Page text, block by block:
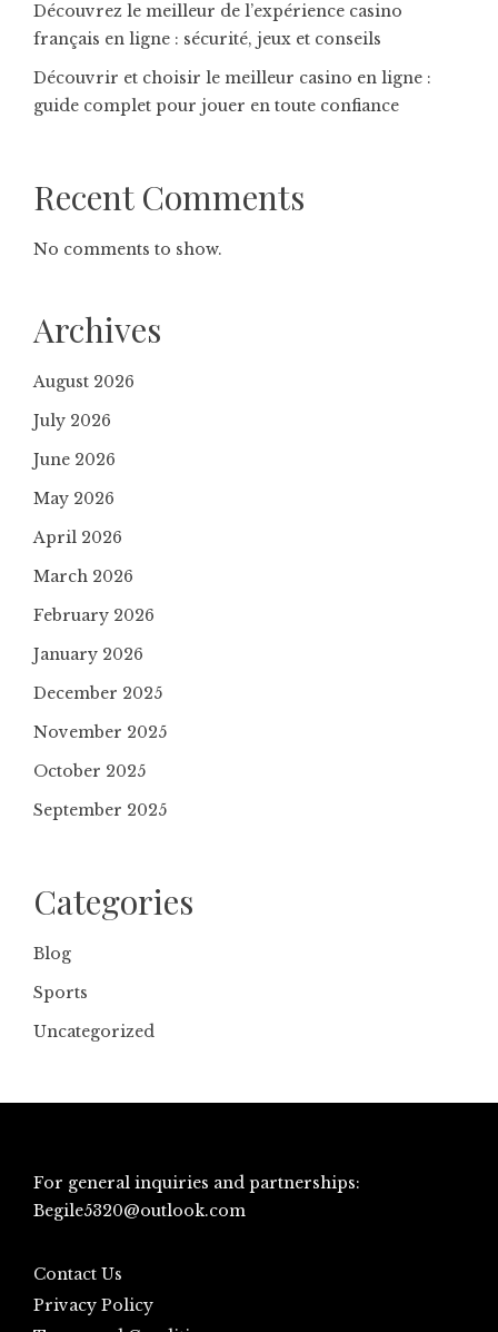
Découvrez le meilleur de l’expérience casino
français en ligne : sécurité, jeux et conseils
Découvrir et choisir le meilleur casino en ligne :
guide complet pour jouer en toute confiance
Recent Comments
No comments to show.
Archives
August 2026
July 2026
June 2026
May 2026
April 2026
March 2026
February 2026
January 2026
December 2025
November 2025
October 2025
September 2025
Categories
Blog
Sports
Uncategorized
For general inquiries and partnerships:
Begile5320@outlook.com
Contact Us
Privacy Policy